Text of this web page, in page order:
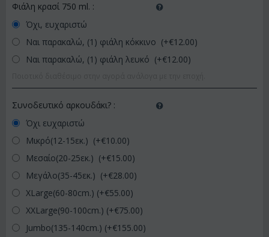
Φιάλη κρασί 750 ml. :
Όχι, ευχαριστώ
Ναι παρακαλώ, (1) φιάλη κόκκινο (+€12.00)
Ναι παρακαλώ, (1) φιάλη λευκό (+€12.00)
Συνοδευτικό αρκουδάκι? :
Όχι ευχαριστώ
Μικρό(12-15εκ.) (+€10.00)
Μεσαίο(20-25εκ.) (+€15.00)
Μεγάλο(35-45εκ.) (+€28.00)
XLarge(60-80cm.) (+€55.00)
XXLarge(90-100cm.) (+€75.00)
Jumbo(135-140cm.) (+€155.00)